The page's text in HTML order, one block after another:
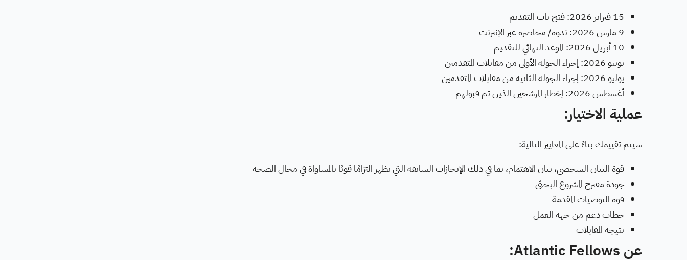
15 فبراير 2026: فتح باب التقديم
9 مارس 2026: ندوة/ محاضرة عبر الإنترنت
10 أبريل 2026: الموعد النهائي للتقديم
يونيو 2026: إجراء الجولة الأولى من مقابلات المتقدمين
يوليو 2026: إجراء الجولة الثانية من مقابلات المتقدمين
أغسطس 2026: إخطار المرشحين الذين تم قبولهم
عملية الاختيار:
سيتم تقييمك بناءً على المعايير التالية:
قوة البيان الشخصي، بيان الاهتمام، بما في ذلك الإنجازات السابقة التي تظهر التزامًا قويًا بالمساواة في مجال الصحة
جودة مقترح المشروع البحثي
قوة التوصيات المقدمة
خطاب دعم من جهة العمل
نتيجة المقابلات
عن Atlantic Fellows: